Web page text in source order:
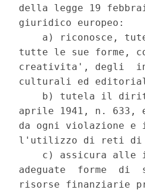
della legge 19
giuridico europeo:
a) riconosce,
tutte le sue forme,
creativita', degli
culturali ed
b) tutela il
aprile 1941, n. 633,
da ogni violazione
l'utilizzo di reti di
c) assicura alle
adeguate  forme  di
risorse finanziarie